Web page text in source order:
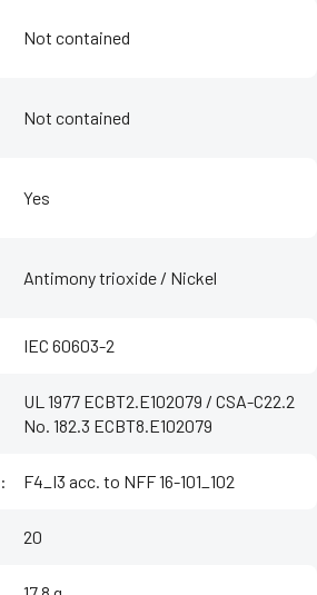
Not contained
Not contained
Yes
Antimony trioxide / Nickel
IEC 60603-2
UL 1977 ECBT2.E102079 / CSA-C22.2
No. 182.3 ECBT8.E102079
: F4_I3 acc. to NFF 16-101_102
20